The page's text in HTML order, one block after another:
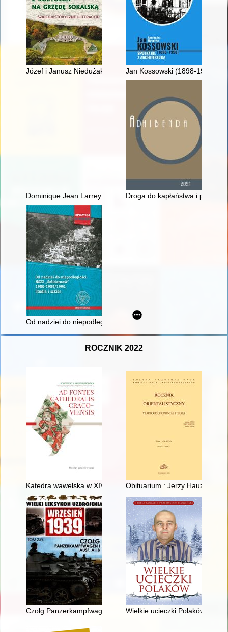
Józef i Janusz Niedużakowie z Rudy Żurawieckiej
Jan Kossowski (1898-1958) :
Dominique Jean Larrey : człowiek, naukowiec, innowator
Droga do kapłaństwa i
Od nadziei do niepodległości : NSZZ "Solidarność" 1980-
ROCZNIK 2022
Katedra wawelska w XIV wieku Obituarium : Jerzy Hauziński
Czołg Panzerkampfwagen I Ausf. A i BWielkie ucieczki Polaków